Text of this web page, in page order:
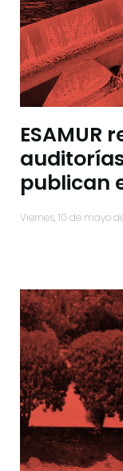
ESAMUR
publican
viernes, 10 de mayo